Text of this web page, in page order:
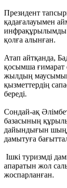
Президент
қадағалауымен
инфрақұрылымды
қолға алынған.
Атап айтқанда,
қосымша
жылдың
қызметтердің
береді.
Сондай-ақ
базасының
дайындығын
дамытуға
Ішкі туризмді
апаратын жол
жоспарланған.